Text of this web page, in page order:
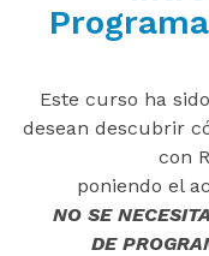
Este curso ha
desean descubrir
con
poniendo el
NO SE
DE